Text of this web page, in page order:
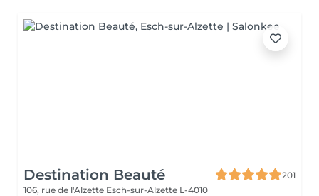
Destination Beauté
201
106, rue de l'Alzette Esch-sur-Alzette L-4010